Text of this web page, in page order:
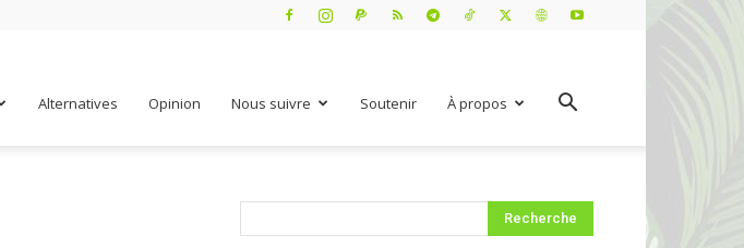
Alternatives Opinion Nous suivre Soutenir À propos